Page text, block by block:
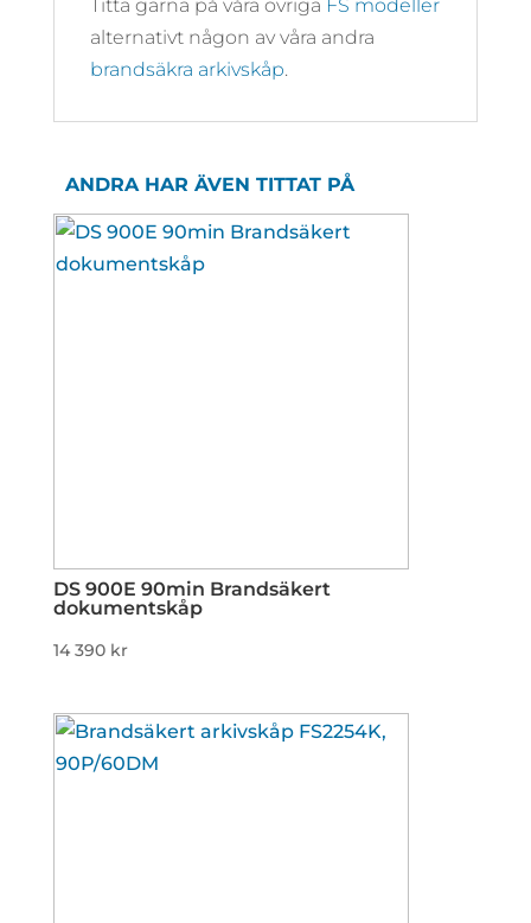
Titta gärna på våra övriga FS modeller
alternativt någon av våra andra
brandsäkra arkivskåp.
ANDRA HAR ÄVEN TITTAT PÅ
DS 900E 90min Brandsäkert
dokumentskåp
14 390 kr